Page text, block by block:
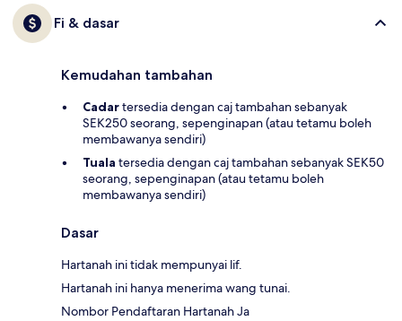
Fi & dasar
Kemudahan tambahan
Cadartersedia dengan caj tambahan sebanyak
SEK250 seorang, sepenginapan (atau tetamu boleh
membawanya sendiri)
Tuala tersedia dengan caj tambahan sebanyak SEK50
seorang, sepenginapan (atau tetamu boleh
membawanya sendiri)
Dasar
Hartanah ini tidak mempunyai lif.
Hartanah ini hanya menerima wang tunai.
Nombor Pendaftaran Hartanah Ja